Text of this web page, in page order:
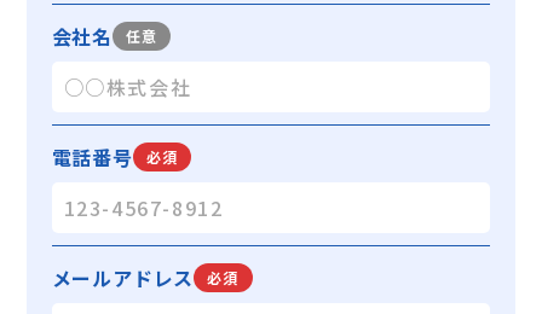
会社名 任意
電話番号 必須
メールアドレス 必須